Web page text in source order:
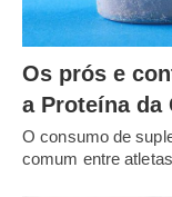
Os prós e
a Proteína da
O consumo de
comum entre